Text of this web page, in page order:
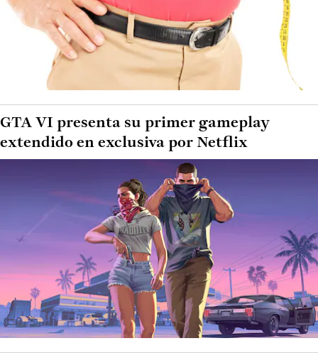
GTA VI presenta su primer gameplay
extendido en exclusiva por Netflix